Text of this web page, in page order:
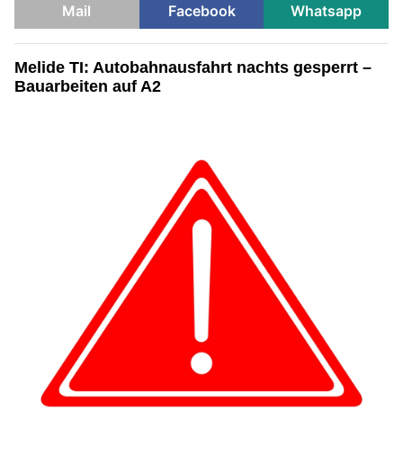
Mail
Facebook Whatsapp
Melide TI: Autobahnausfahrt nachts gesperrt –
Bauarbeiten auf A2